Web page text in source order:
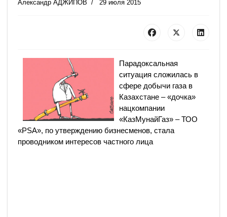
Александр АДЖИПОВ 29 июля 2015
Парадоксальная
ситуация сложилась в
сфере добычи газа в
Казахстане – «дочка»
нацкомпании
«КазМунайГаз» – ТОО
«PSA», по утверждению бизнесменов, стала
проводником интересов частного лица